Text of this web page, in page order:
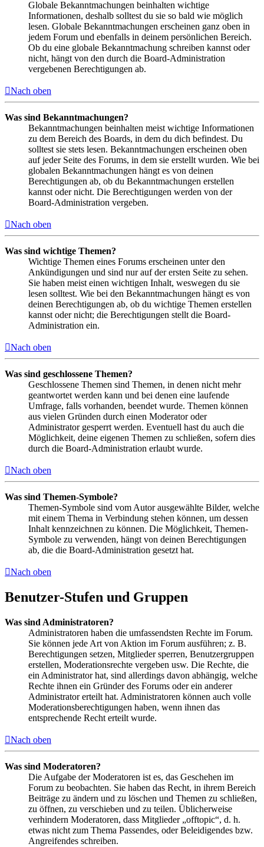
Globale Bekanntmachungen beinhalten wichtige
Informationen, deshalb solltest du sie so bald wie möglich
lesen. Globale Bekanntmachungen erscheinen ganz oben in
jedem Forum und ebenfalls in deinem persönlichen Bereich.
Ob du eine globale Bekanntmachung schreiben kannst oder
nicht, hängt von den durch die Board-Administration
vergebenen Berechtigungen ab.
Nach oben
Was sind Bekanntmachungen?
Bekanntmachungen beinhalten meist wichtige Informationen
zu dem Bereich des Boards, in dem du dich befindest. Du
solltest sie stets lesen. Bekanntmachungen erscheinen oben
auf jeder Seite des Forums, in dem sie erstellt wurden. Wie bei
globalen Bekanntmachungen hängt es von deinen
Berechtigungen ab, ob du Bekanntmachungen erstellen
kannst oder nicht. Die Berechtigungen werden von der
Board-Administration vergeben.
Nach oben
Was sind wichtige Themen?
Wichtige Themen eines Forums erscheinen unter den
Ankündigungen und sind nur auf der ersten Seite zu sehen.
Sie haben meist einen wichtigen Inhalt, weswegen du sie
lesen solltest. Wie bei den Bekanntmachungen hängt es von
deinen Berechtigungen ab, ob du wichtige Themen erstellen
kannst oder nicht; die Berechtigungen stellt die Board-
Administration ein.
Nach oben
Was sind geschlossene Themen?
Geschlossene Themen sind Themen, in denen nicht mehr
geantwortet werden kann und bei denen eine laufende
Umfrage, falls vorhanden, beendet wurde. Themen können
aus vielen Gründen durch einen Moderator oder
Administrator gesperrt werden. Eventuell hast du auch die
Möglichkeit, deine eigenen Themen zu schließen, sofern dies
durch die Board-Administration erlaubt wurde.
Nach oben
Was sind Themen-Symbole?
Themen-Symbole sind vom Autor ausgewählte Bilder, welche
mit einem Thema in Verbindung stehen können, um dessen
Inhalt kennzeichnen zu können. Die Möglichkeit, Themen-
Symbole zu verwenden, hängt von deinen Berechtigungen
ab, die die Board-Administration gesetzt hat.
Nach oben
Benutzer-Stufen und Gruppen
Was sind Administratoren?
Administratoren haben die umfassendsten Rechte im Forum.
Sie können jede Art von Aktion im Forum ausführen; z. B.
Berechtigungen setzen, Mitglieder sperren, Benutzergruppen
erstellen, Moderationsrechte vergeben usw. Die Rechte, die
ein Administrator hat, sind allerdings davon abhängig, welche
Rechte ihnen ein Gründer des Forums oder ein anderer
Administrator erteilt hat. Administratoren können auch volle
Moderationsberechtigungen haben, wenn ihnen das
entsprechende Recht erteilt wurde.
Nach oben
Was sind Moderatoren?
Die Aufgabe der Moderatoren ist es, das Geschehen im
Forum zu beobachten. Sie haben das Recht, in ihrem Bereich
Beiträge zu ändern und zu löschen und Themen zu schließen,
zu öffnen, zu verschieben und zu teilen. Üblicherweise
verhindern Moderatoren, dass Mitglieder „offtopic“, d. h.
etwas nicht zum Thema Passendes, oder Beleidigendes bzw.
Angreifendes schreiben.